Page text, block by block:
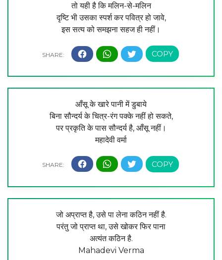
तो यही है कि मलिन-से-मलिन
दृष्टि भी उसका स्पर्श कर पवित्र हो जावे,
इस सत्य को समझना सहज ही नहीं।
आँसू के खारे पानी में डुबाये
बिना सौन्दर्य के चित्र-रंग पक्के नहीं हो सकते,
पर प्रकृति के पास सौन्दर्य है, आँसू नहीं।
महादेवी वर्मा
जो अप्राप्त है, उसे पा लेना कठिन नहीं है.
परंतु जो प्राप्त था, उसे खोकर फिर पाना
अत्यंत कठिन है.
Mahadevi Verma